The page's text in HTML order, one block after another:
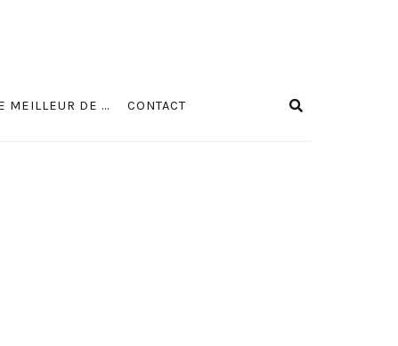
MEILLEUR DE … CONTACT